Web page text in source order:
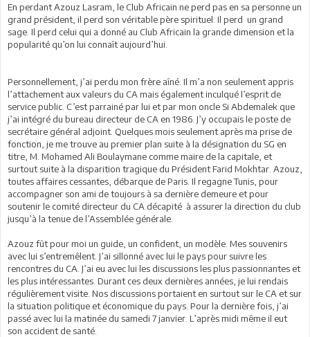
En perdant Azouz Lasram, le Club Africain ne perd pas en sa personne un
grand président, il perd son véritable père spirituel. Il perd un grand
sage. Il perd celui qui a donné au Club Africain la grande dimension et la
popularité qu’on lui connaît aujourd’hui.
Personnellement, j’ai perdu mon frère aîné. Il m’a non seulement appris
l’attachement aux valeurs du CA mais également inculqué l’esprit de
service public. C’est parrainé par lui et par mon oncle Si Abdemalek que
j’ai intégré du bureau directeur de CA en 1986. J’y occupais le poste de
secrétaire général adjoint. Quelques mois seulement après ma prise de
fonction, je me trouve au premier plan suite à la désignation du SG en
titre, M. Mohamed Ali Boulaymane comme maire de la capitale, et
surtout suite à la disparition tragique du Président Farid Mokhtar. Azouz,
toutes affaires cessantes, débarque de Paris. Il regagne Tunis, pour
accompagner son ami de toujours à sa dernière demeure et pour
soutenir le comité directeur du CA décapité à assurer la direction du club
jusqu’à la tenue de l’Assemblée générale.
Azouz fût pour moi un guide, un confident, un modèle. Mes souvenirs
avec lui s’entremêlent. J’ai sillonné avec lui le pays pour suivre les
rencontres du CA. J’ai eu avec lui les discussions les plus passionnantes et
les plus intéressantes. Durant ces deux dernières années, je lui rendais
régulièrement visite. Nos discussions portaient en surtout sur le CA et sur
la situation politique et économique du pays. Pour la dernière fois, j’ai
passé avec lui la matinée du samedi 7 janvier. L’après midi même il eut
son accident de santé.